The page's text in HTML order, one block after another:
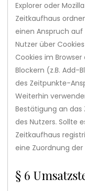
Explorer oder
Zeitkaufhaus
einen Anspruch
Nutzer über
Cookies im
Blockern (z.B. Add-
des Zeitpunkte-
Weiterhin
Bestätigung an das
des Nutzers. Sollte
Zeitkaufhaus
eine Zuordnung
§ 6